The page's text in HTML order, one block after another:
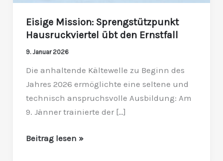
Eisige Mission: Sprengstützpunkt
Hausruckviertel übt den Ernstfall
9. Januar 2026
Die anhaltende Kältewelle zu Beginn des
Jahres 2026 ermöglichte eine seltene und
technisch anspruchsvolle Ausbildung: Am
9. Jänner trainierte der […]
Beitrag lesen »